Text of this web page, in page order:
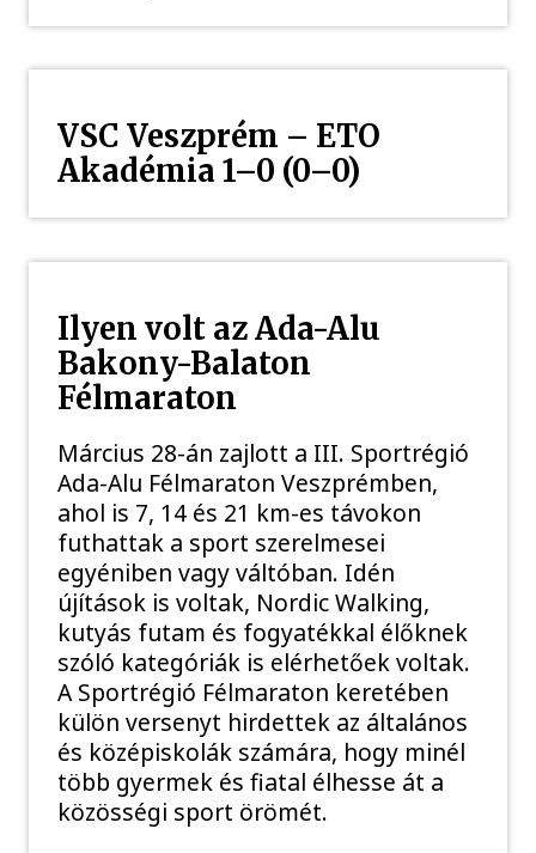
VSC Veszprém – ETO
Akadémia 1–0 (0–0)
Ilyen volt az Ada-Alu
Bakony-Balaton
Félmaraton
Március 28-án zajlott a III. Sportrégió
Ada-Alu Félmaraton Veszprémben,
ahol is 7, 14 és 21 km-es távokon
futhattak a sport szerelmesei
egyéniben vagy váltóban. Idén
újítások is voltak, Nordic Walking,
kutyás futam és fogyatékkal élőknek
szóló kategóriák is elérhetőek voltak.
A Sportrégió Félmaraton keretében
külön versenyt hirdettek az általános
és középiskolák számára, hogy minél
több gyermek és fiatal élhesse át a
közösségi sport örömét.